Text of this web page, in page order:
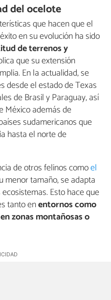
del ocelote
que hacen que el
en su evolución ha sido
de terrenos y
que su extensión
En la actualidad, se
desde el estado de Texas
de Brasil y Paraguay, así
México además de
sudamericanos que
hasta el norte de
de otros felinos comoel
menor tamaño, se adapta
Esto hace que
tanto enentornos como
zonas montañosas o